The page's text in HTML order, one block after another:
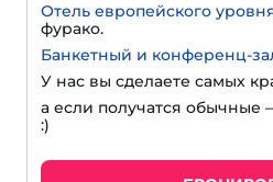
Отель европейского
фурако.
Банкетный и конференц-
У нас вы сделаете самых
а если получатся
:)